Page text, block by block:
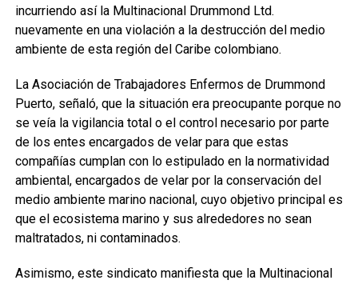
incurriendo así la Multinacional Drummond Ltd.
nuevamente en una violación a la destrucción del medio
ambiente de esta región del Caribe colombiano.
La Asociación de Trabajadores Enfermos de Drummond
Puerto, señaló, que la situación era preocupante porque no
se veía la vigilancia total o el control necesario por parte
de los entes encargados de velar para que estas
compañías cumplan con lo estipulado en la normatividad
ambiental, encargados de velar por la conservación del
medio ambiente marino nacional, cuyo objetivo principal es
que el ecosistema marino y sus alrededores no sean
maltratados, ni contaminados.
Asimismo, este sindicato manifiesta que la Multinacional